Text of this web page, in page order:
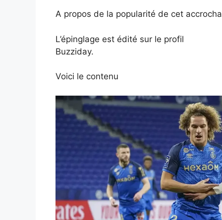
A propos de la popularité de cet
L’épinglage est édité sur le profil
Buzziday.
Voici le contenu